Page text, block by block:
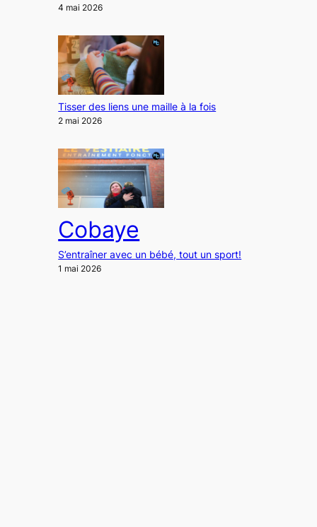
4 mai 2026
Tisser des liens une maille à la fois
2 mai 2026
Cobaye
S’entraîner avec un bébé, tout un sport!
1 mai 2026